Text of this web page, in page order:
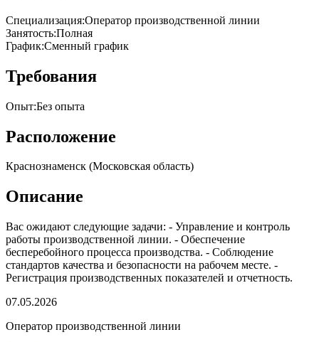
Специализация:Оператор производственной линии
Занятость:Полная
График:Сменный график
Требования
Опыт:Без опыта
Расположение
Краснознаменск (Московская область)
Описание
Вас ожидают следующие задачи: - Управление и контроль
работы производственной линии. - Обеспечение
бесперебойного процесса производства. - Соблюдение
стандартов качества и безопасности на рабочем месте. -
Регистрация производственных показателей и отчетность.
07.05.2026
Оператор производственной линии